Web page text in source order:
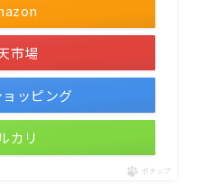
市場
ッピング
カリ
ポチップ